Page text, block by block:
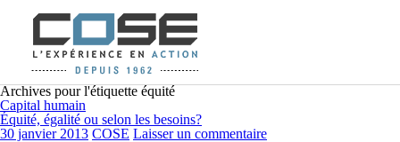
Archives pour l'étiquette équité
Capital humain
Équité, égalité ou selon les besoins?
30 janvier 2013 COSE Laisser un commentaire